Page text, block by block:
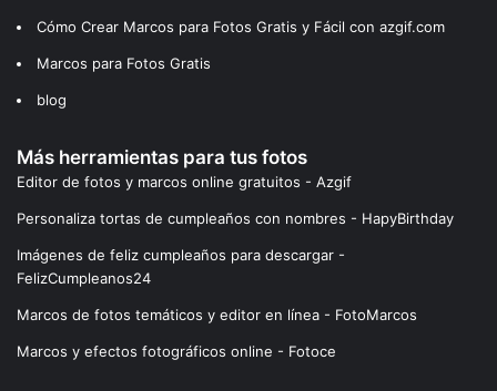
Cómo Crear Marcos para Fotos Gratis y Fácil con azgif.com
Marcos para Fotos Gratis
blog
Más herramientas para tus fotos
Editor de fotos y marcos online gratuitos - Azgif
Personaliza tortas de cumpleaños con nombres - HapyBirthday
Imágenes de feliz cumpleaños para descargar -
FelizCumpleanos24
Marcos de fotos temáticos y editor en línea - FotoMarcos
Marcos y efectos fotográficos online - Fotoce